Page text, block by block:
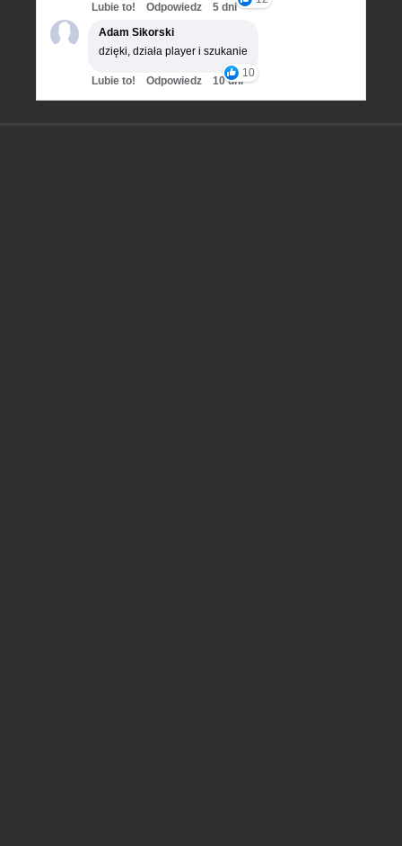
Lubie to! Odpowiedz
5 dni
Adam Sikorski
dzięki, działa player i szukanie
10
Lubie to! Odpowiedz 10 dni